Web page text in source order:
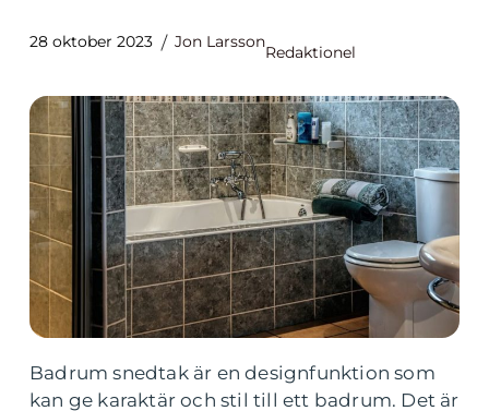
28 oktober 2023 Jon Larsson
Redaktionel
Badrum snedtak är en designfunktion som
kan ge karaktär och stil till ett badrum. Det är